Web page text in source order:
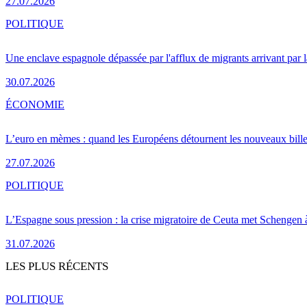
Une enclave espagnole dépassée par l'afflux de migrants arrivant par
30.07.2026
POLITIQUE
L’euro en mèmes : quand les Européens détournent les nouveaux
27.07.2026
ÉCONOMIE
L’Espagne sous pression : la crise migratoire de Ceuta met Schengen
31.07.2026
POLITIQUE
LES PLUS RÉCENTS
POLITIQUE